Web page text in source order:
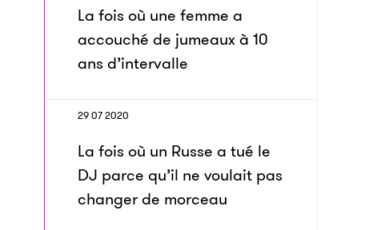
La fois où une femme a
accouché de jumeaux à 10
ans d’intervalle
29 07 2020
La fois où un Russe a tué le
DJ parce qu’il ne voulait pas
changer de morceau